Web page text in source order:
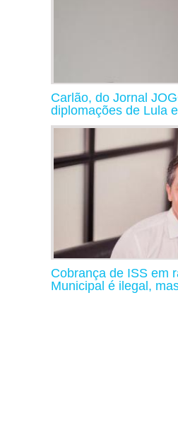
Carlão, do Jornal
diplomações de Lula
Cobrança de ISS em
Municipal é ilegal,